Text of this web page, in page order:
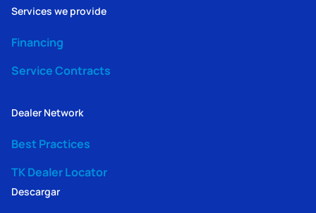
Services we provide
Financing
Service Contracts
Dealer Network
Best Practices
TK Dealer Locator
Descargar